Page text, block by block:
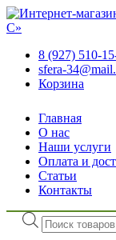
8 (927) 510-
sfera-
Корзина
Главная
О нас
Наши услуги
Оплата и
Статьи
Контакты
Поиск
товаров